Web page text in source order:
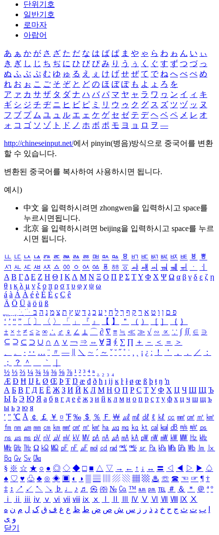
단위기호
일반기호
로마자
아랍어
あ ぁ か が さ ざ た だ な は ば ぱ ま や ゃ ら わ ゎ ん い ぃ
き ぎ し じ ち ぢ に ひ び ぴ み り う ぅ く ぐ す ず つ づ っ
ぬ ふ ぶ ぷ む ゆ ゅ る え ぇ け げ せ ぜ て で ね へ べ ぺ め
れ お ぉ こ ご そ ぞ と ど の ほ ぼ ぽ も よ ょ ろ を
ア ァ カ サ ザ タ ダ ナ ハ バ パ マ ヤ ャ ラ ワ ヮ ン イ ィ キ
ギ シ ジ チ ヂ ニ ヒ ビ ピ ミ リ ウ ゥ ク グ ス ズ ツ ヅ ッ ヌ
フ ブ プ ム ユ ュ ル エ ェ ケ ゲ セ ゼ テ デ ヘ ベ ペ メ レ オ
ォ コ ゴ ソ ゾ ト ド ノ ホ ボ ポ モ ヨ ョ ロ ヲ ―
http://chineseinput.net/에서 pinyin(병음)방식으로 중국어를 변환
할 수 있습니다.
변환된 중국어를 복사하여 사용하시면 됩니다.
예시)
中文 을 입력하시려면 zhongwen을 입력하시고 space를
누르시면됩니다.
北京 을 입력하시려면 beijing을 입력하시고 space를 누르
시면 됩니다.
ㅥ ㅦ ㅧ ㅨ ㅩ ㅪ ㅫ ㅬ ㅭ ㅮ ㅯ ㅰ ㅱ ㅲ ㅳ ㅴ ㅵ ㅶ ㅷ ㅸ
ㅹ
ㅺ ㅻ ㅼ ㅽ ㅾ ㅿ ㆀ ㆁ ㆂ ㆃ ㆄ ㆅ ㆆ ㆇ ㆈ ㆉ ㆊ ㆋ ㆌ ㆍ
ㆎ
Α Β ΓΔ Ε Ζ Η Θ Ι ΚΛ Μ Ν Ξ Ο Π Ρ Σ ΤΥ Φ Χ Ψ Ω α β γ δ ε ζ η
θ ι κ λ μ ν ξ ο π ρ σ τ υ φ χ ψ ω
á à Á À é è É È ç Ç ê
Ä Ö Ü ä ö ü ß
ִֶֹ ֻּ ׁׂ פ ם ן ו ט א ר ק ף ך ל ח י ע כ ג ד ש ץ ת צ מ נ ה ב
‘ ’ “ ” 〔 〕 〈 〉 「 」 『 』 【 】 ＂ （ ） ［ ］ ｛ ｝
± × ÷ ≠ ≤ ≥ ∞ ∴ ♂ ♀ ∠ ⊥ ⌒ ∂ ∇ ≡ ≒ ≪ ≫ √ ∽ ∝ ∵ ∫ ∬ ∈ ∋
⊆ ⊇ ⊂ ⊃ ∪ ∩ ∧ ∨ ￢ ⇒ ⇔ ∀ ∃ ∮ ∑ ∏ ＋ － ＜ ＝
＞
、
。 · ‥ … ¨ 〃 ― ＼ ∼ ´ ～ ˇ ˘ ˝ ˚ ˙ ¸ ¡ ¿ ː ！ ＇ ， ． ／
：
；
？ ＾ ｀
½ ⅓ ⅔ ¼ ¾ ⅛ ⅜ ⅝ ⅞ ¹ ² ³ ⁴ ⁿ ₁ ₂ ₃ ₄
Æ Ð Ħ Ĳ Ł Ø Œ Þ Ŧ Ŋ æ đ ð ħ ı ĳ ĸ ŀ ł ø œ ß þ ŧ ŋ ŉ
А Б В Г Д Е Ё Ж З И Й К Л М Н О П Р С Т У Ф Х Ц Ч Ш Щ Ъ
Ы Ь Э Ю Я а б в г д е ё ж з и й к л м н о п р с т у ф х ц ч ш щ ъ
ы ь э ю я
′ ″ ℃ Å ￠ ￡ ￥ ¤ ℉ ‰ ＄ ％ Ｆ ￦ ㎕ ㎖ ㎗ ℓ ㎘ ㏄ ㎣ ㎤ ㎥ ㎦
㎙ ㎚ ㎛ ㎜ ㎝ ㎞ ㎟ ㎠ ㎡ ㎢ ㏊ ㎍ ㎎ ㎏ ㏏ ㎈ ㎉ ㏈ ㎧ ㎨ ㎰
㎱ ㎲ ㎳ ㎴ ㎵ ㎶ ㎷ ㎸ ㎹ ㎀ ㎁ ㎂ ㎃ ㎄ ㎺ ㎻ ㎽ ㎾ ㎿ ㎐ ㎑
㎒ ㎓ ㎔ Ω ㏀ ㏁ ㎊ ㎋ ㎌ ㏖ ㏅ ㎭ ㎮ ㎯ ㏛ ㎩ ㎪ ㎫ ㎬ ㏝ ㏐
㏓
㏃ ㏉ ㏜ ㏆
§ ※ ☆ ★ ○ ● ◎ ◇ ◆ □ ■ △ ▽ → ← ↑ ↓ ↔ 〓 ◁ ◀ ▷ ▶ ♤
♠ ♡ ♥ ♧ ♣ ⊙ ◈ ▣ ◐ ◑ ▒ ▤ ▨ ▧ ▦ ▩ ♨ ☏ ☎ ☜ ☞ ¶ †
‡ ↕ ↗ ↙ ↖ ↘ ♭ ♩ ♪ ♬ ㉿ ㈜ № ㏇ ™ ㏂ ㏘ ℡ ＃ ＆ ＊ ＠ ª º
ⅰ
ⅱ ⅲ ⅳ ⅴ ⅵ ⅶ ⅷ ⅸ ⅹ Ⅳ Ⅴ Ⅵ Ⅶ Ⅷ Ⅸ Ⅹ
ب ت ث ج ح خ د ذ ر ز س ش ص ض ط ظ ع غ ف ق ک ل م ن ه
و ی
닫기